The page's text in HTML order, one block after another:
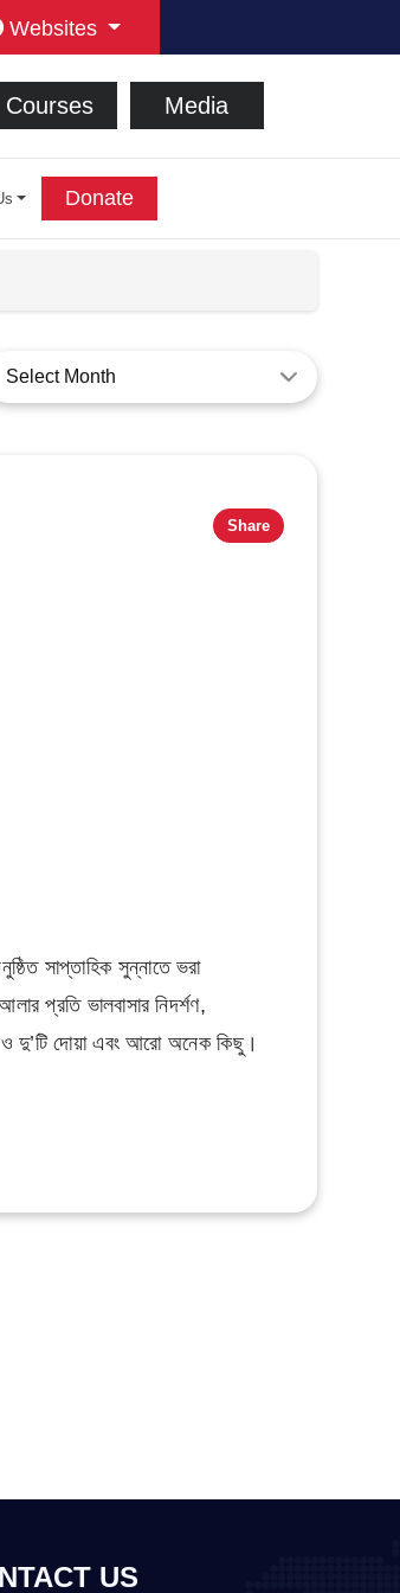
Websites
Courses Media
Donate
Select Month
Share
সাপ্তাহিক সুন্নাতে ভরা
প্রতি ভালবাসার নিদর্শণ,
ও দু’টি দোয়া এবং আরো অনেক কিছু।​​​​​​​​​​​​​​
US